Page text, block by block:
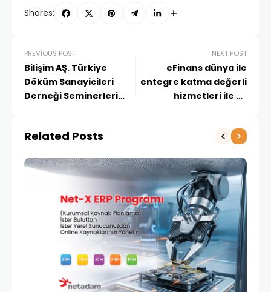
Shares:
PREVIOUS POST
Bilişim AŞ. Türkiye
Döküm Sanayicileri
Derneği Seminerleri
buluştu.
NEXT POST
eFinans dünya ile
entegre katma değerli
hizmetleri ile e-
Related Posts